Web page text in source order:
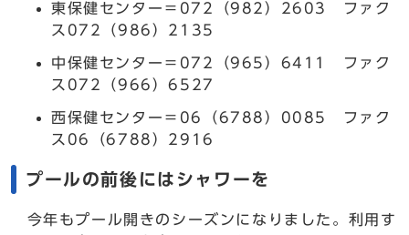
東保健センター＝072（982）2603 ファク
ス072（986）2135
中保健センター＝072（965）6411 ファク
ス072（966）6527
西保健センター＝06（6788）0085 ファク
ス06（6788）2916
プールの前後にはシャワーを
今年もプール開きのシーズンになりました。利用す